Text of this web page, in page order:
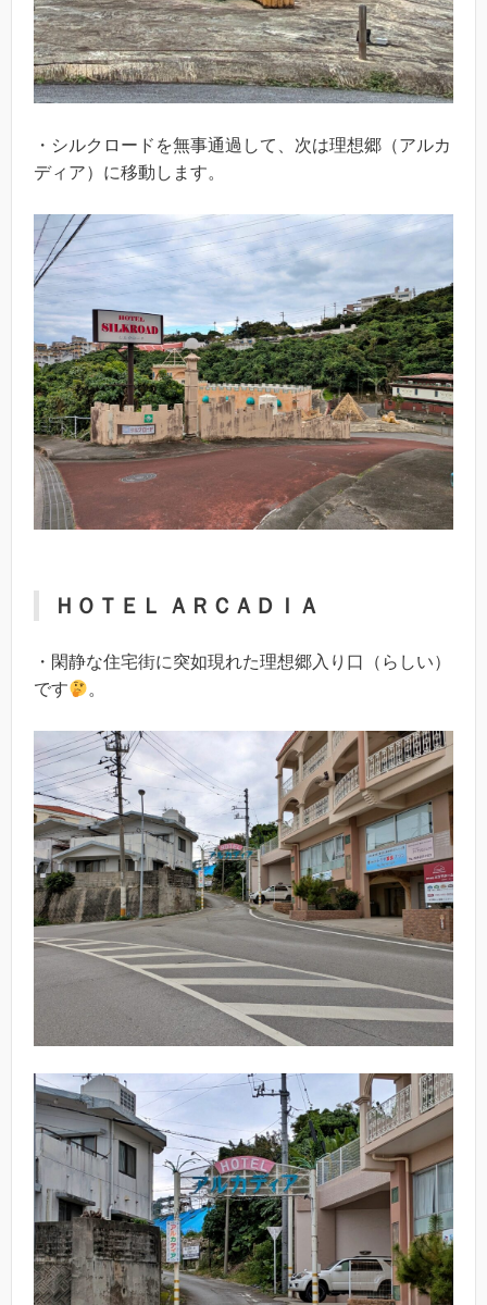
・シルクロードを無事通過して、次は理想郷（アルカ
ディア）に移動します。
ＨＯＴＥＬ ＡＲＣＡＤＩＡ
・閑静な住宅街に突如現れた理想郷入り口（らしい）
です
。